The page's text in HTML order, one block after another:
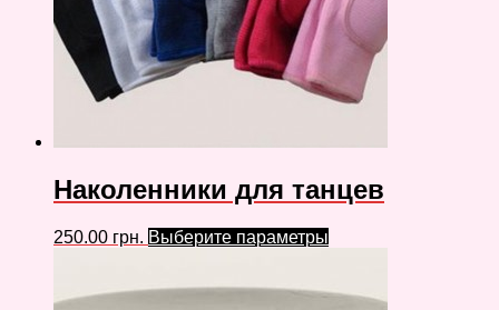
Наколенники для танцев
250.00 грн. Выберите параметры